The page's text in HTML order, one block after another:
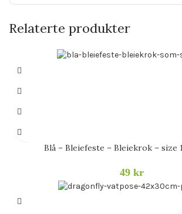
Relaterte produkter
Blå – Bleiefeste – Bleiekrok – size
49 kr